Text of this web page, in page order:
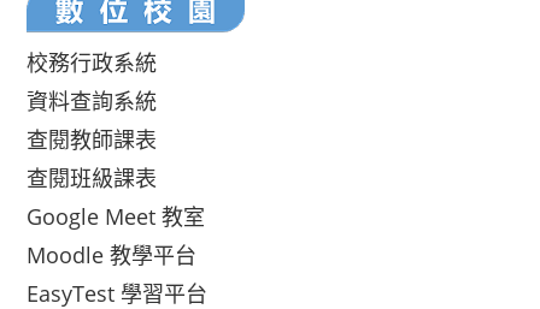
校務行政系統
資料查詢系統
查閱教師課表
查閱班級課表
Google Meet 教室
Moodle 教學平台
EasyTest 學習平台